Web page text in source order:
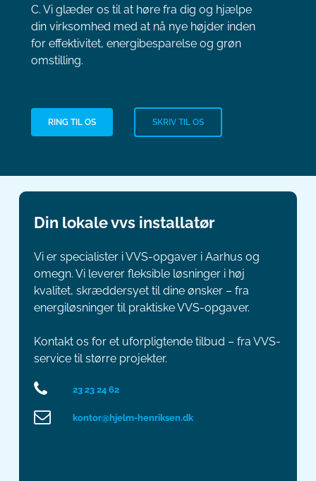
C. Vi glæder os til at høre fra dig og hjælpe
din virksomhed med at nå nye højder inden
for effektivitet, energibesparelse og grøn
omstilling.
RING TIL OS SKRIV TIL OS
Din lokale vvs installatør
Vi er specialister i VVS-opgaver i Aarhus og
omegn. Vi leverer fleksible løsninger i høj
kvalitet, skræddersyet til dine ønsker – fra
energiløsninger til praktiske VVS-opgaver.
Kontakt os for et uforpligtende tilbud – fra VVS-
service til større projekter.
23 23 24 62
kontor@hjelm-henriksen.dk